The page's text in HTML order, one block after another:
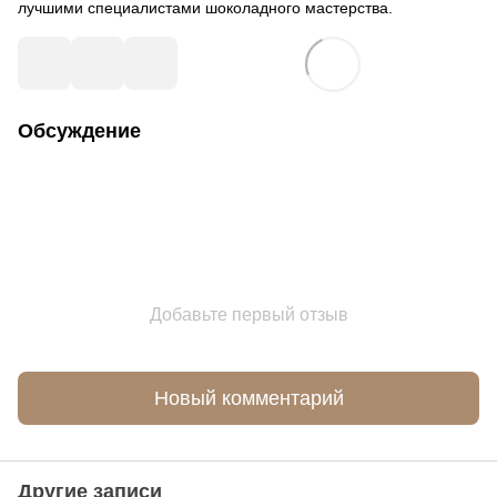
лучшими специалистами шоколадного мастерства.
Обсуждение
Добавьте первый отзыв
Новый комментарий
Другие записи